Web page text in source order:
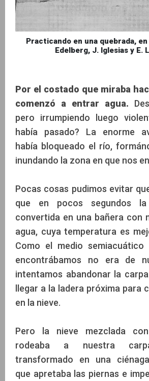
Practicando en una quebrada,
Edelberg, J. Iglesias y E.
Por el costado que miraba
comenzó a entrar agua.
pero irrumpiendo luego
había pasado? La enorme
había bloqueado el río,
inundando la zona en que nos
Pocas cosas pudimos evitar
que en pocos segundos
convertida en una bañera con
agua, cuya temperatura es
Como el medio
encontrábamos no era de
intentamos abandonar la
llegar a la ladera próxima para
en la nieve.
Pero la nieve mezclada
rodeaba a nuestra
transformado en una
que apretaba las piernas e